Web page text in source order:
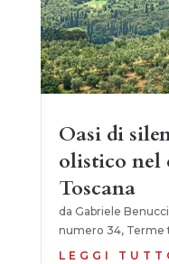
Oasi di
olistico nel
Toscana
da Gabriele Benucci
numero 34, Terme
LEGGI